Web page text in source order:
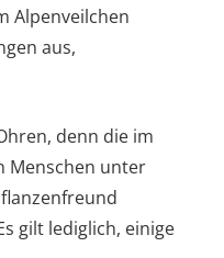
Alpenveilchen
aus,
denn die im
Menschen unter
gilt lediglich, einige